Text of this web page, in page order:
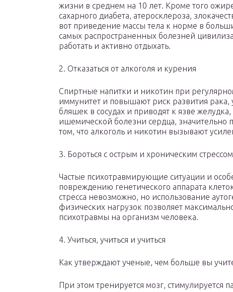
жизни в среднем на 10 лет. Кроме того
сахарного диабета, атеросклероза,
вот приведение массы тела к норме в
самых распространенных болезней
работать и активно отдыхать.
2. Отказаться от алкоголя и курения
Спиртные напитки и никотин при
иммунитет и повышают риск развития рака,
бляшек в сосудах и приводят к язве
ишемической болезни сердца,
том, что алкоголь и никотин вызывают
3. Бороться с острым и хроническим стрессом
Частые психотравмирующие ситуации и
повреждению генетического аппарата
стресса невозможно, но использование
физических нагрузок позволяет
психотравмы на организм человека.
4. Учиться, учиться и учиться
Как утверждают ученые, чем больше вы
При этом тренируется мозг,